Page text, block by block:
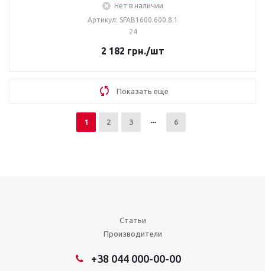
Нет в наличии
Артикул: SFAB1600.600.8.1
24
2 182 грн./шт
Показать еще
1 2 3 6
Статьи
Производители
+38 044 000-00-00